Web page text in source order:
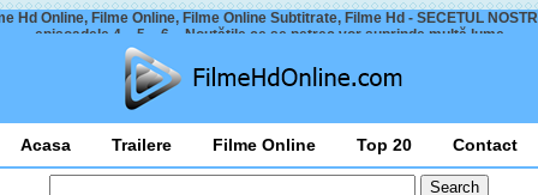
Hd Online, Filme Online, Filme Online Subtitrate, Filme Hd - SECETUL
episoadele 4 – 5 – 6 – Noutățile ce se petrec vor suprinde multă lume
Acasa Trailere Filme Online Top 20 Contact